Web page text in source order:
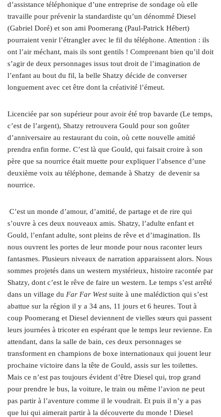
d’assistance téléphonique d’une entreprise de sondage où elle
travaille pour prévenir la standardiste qu’un dénommé Diesel
(Gabriel Doré) et son ami Poomerang (Paul-Patrick Hébert)
pourraient venir l’étrangler avec le fil du téléphone. Attention : ils
ont l’air méchant, mais ils sont gentils ! Comprenant bien qu’il doit
s’agir de deux personnages issus tout droit de l’imagination de
l’enfant au bout du fil, la belle Shatzy décide de converser
longuement avec cet être dont la créativité l’émeut.
Licenciée par son supérieur pour avoir été trop bavarde (Le temps,
c’est de l’argent), Shatzy retrouvera Gould pour son goûter
d’anniversaire au restaurant du coin, où cette nouvelle amitié
prendra enfin forme. C’est là que Gould, qui faisait croire à son
père que sa nourrice était muette pour expliquer l’absence d’une
deuxième voix au téléphone, demande à Shatzy de devenir sa
nourrice.
C’est un monde d’amour, d’amitié, de partage et de rire qui
s’ouvre à ces deux nouveaux amis. Shatzy, l’adulte enfant et
Gould, l’enfant adulte, sont pleins de rêve et d’imagination. Ils
nous ouvrent les portes de leur monde pour nous raconter leurs
fantasmes. Plusieurs niveaux de narration apparaissent alors. Nous
sommes projetés dans un western mystérieux, histoire racontée par
Shatzy, dont c’est le rêve de faire un western. Le temps s’est arrêté
dans un village du Far Far Westsuite à une malédiction qui s’est
abattue sur la région il y a 34 ans, 11 jours et 6 heures. Tout à
coup Poomerang et Diesel deviennent de vielles sœurs qui passent
leurs journées à tricoter en espérant que le temps leur revienne. En
attendant, dans la salle de bain, ces deux personnages se
transforment en champions de boxe internationaux qui jouent leur
prochaine victoire dans la tête de Gould, assis sur les toilettes.
Mais ce n’est pas toujours évident d’être Diesel qui, trop grand
pour prendre le bus, la voiture, le train ou même l’avion ne peut
pas partir à l’aventure comme il le voudrait. Et puis il n’y a pas
que lui qui aimerait partir à la découverte du monde ! Diesel